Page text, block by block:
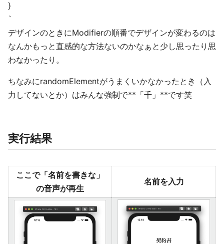
}
`
デザインのときにModifierの順番でデザインが変わるのは
なんかもっと直感的な方法ないのかなぁと少し思ったり思
わなかったり。
ちなみにrandomElementがうまくいかなかったとき（入
力してないとか）はみんな強制で**「千」**です笑
実行結果
ここで「名前を書きな」
の音声が再生
名前を入力